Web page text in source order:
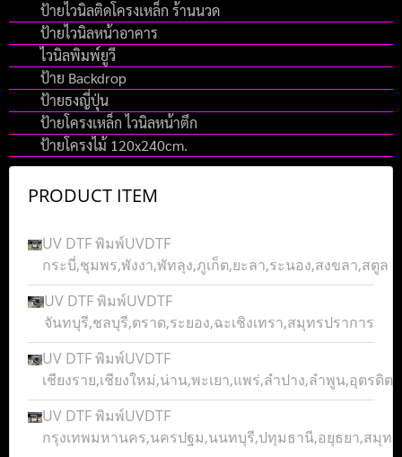
ป้ายไวนิลติดโครงเหล็ก ร้านนวด
ป้ายไวนิลหน้าอาคาร
ไวนิลพิมพ์ยูวี
ป้าย Backdrop
ป้ายธงญี่ปุ่น
ป้ายโครงเหล็ก ไวนิลหน้าตึก
ป้ายโครงไม้ 120x240cm.
PRODUCT ITEM
UV DTF พิมพ์UVDTF
กระบี่,ชุมพร,พังงา,พัทลุง,ภูเก็ต,ยะลา,ระนอง,สงขลา,สตูล
UV DTF พิมพ์UVDTF
จันทบุรี,ชลบุรี,ตราด,ระยอง,ฉะเชิงเทรา,สมุทรปราการ
UV DTF พิมพ์UVDTF
เชียงราย,เชียงใหม่,น่าน,พะเยา,แพร่,ลำปาง,ลำพูน,อุตรดิตถ์
UV DTF พิมพ์UVDTF
กรุงเทพมหานคร,นครปฐม,นนทบุรี,ปทุมธานี,อยุธยา,สมุท